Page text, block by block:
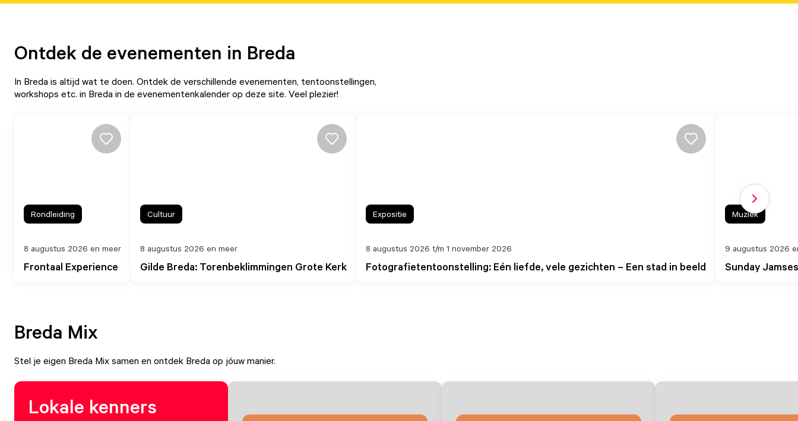
Ontdek de evenementen in Breda
In Breda is altijd wat te doen. Ontdek de verschillende evenementen, tentoonstellingen,
workshops etc. in Breda in de evenementenkalender op deze site. Veel plezier!
Frontaal Experience
8 augustus 2026 en meer
Rondleiding
Gilde Breda: Torenbeklimmingen Grote Kerk
8 augustus 2026 en meer
Cultuur
Fotografietentoonstelling: Eén liefde, vele gezichten – Een stad in beeld
8 augustus 2026 t/m 1 november 2026
Expositie
Sunday
9 augustus 2026
Muziek
Volgende
Breda Mix
Stel je eigen Breda Mix samen en ontdek Breda op jóuw manier.
Lokale kenners